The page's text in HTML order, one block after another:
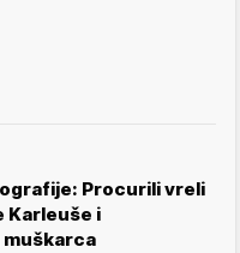
Procurili vreli
Karleuše i